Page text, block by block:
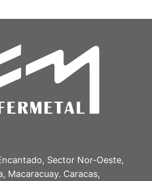
01)
Sector Nor-Oeste,
Macaracuay. Caracas,